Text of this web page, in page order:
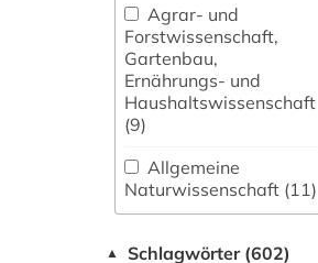
Agrar- und
Forstwissenschaft,
Gartenbau,
Ernährungs- und
Haushaltswissenschaft
(9)
Allgemeine
Naturwissenschaft (11)
fachübergreifende
▲ Schlagwörter (602)